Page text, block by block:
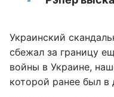
Украинский
сбежал за границу
войны в Украине,
которой ранее был в